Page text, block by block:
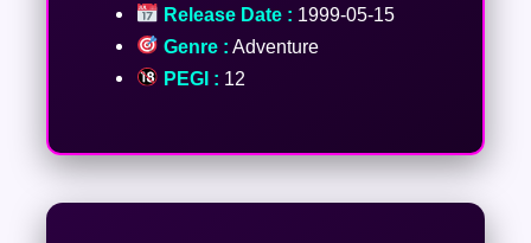
Release Date : 1999-05-15
Genre : Adventure
PEGI : 12